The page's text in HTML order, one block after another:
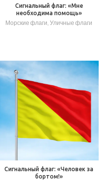
Сигнальный флаг: «Мне
необходима помощь»
Морские флаги, Уличные флаги
Сигнальный флаг: «Человек за
бортом!»